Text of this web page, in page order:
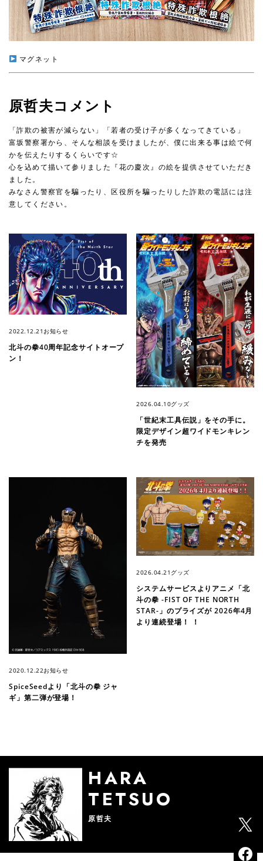
マグネット
原哲夫コメント
「詐欺の被害が減らない」「若者の受け子が多くなってきている」
富坂警察署から、そんな相談を受けましたが、僕に出来る事は絵で何
かを伝えたりするくらいです☆
心を込めて描いて参りました『花の慶次』の絵を提供させていただき
ました。
みなさん警察官を騙ったり、区役所を騙ったりした詐欺の電話には注
意してください。
2022.12.21お知らせ
北斗の拳40周年記念サイトオープ
ン！
2026.04.10グッズ
「世紀末工具伝説」をその手に。
限定デザイン超ワイドモンキレン
チを発売
2020.12.22お知らせ
SpiceSeedより「北斗の拳 ジャ
ギ」第二弾が登場！
2026.04.21 グッズ
システムサービスよりアニメ「北
斗の拳 -FIST OF THE NORTH
STAR-」のプライズが 2026年4月
より連続登場！ ！
HARA
TETSUO
原哲夫